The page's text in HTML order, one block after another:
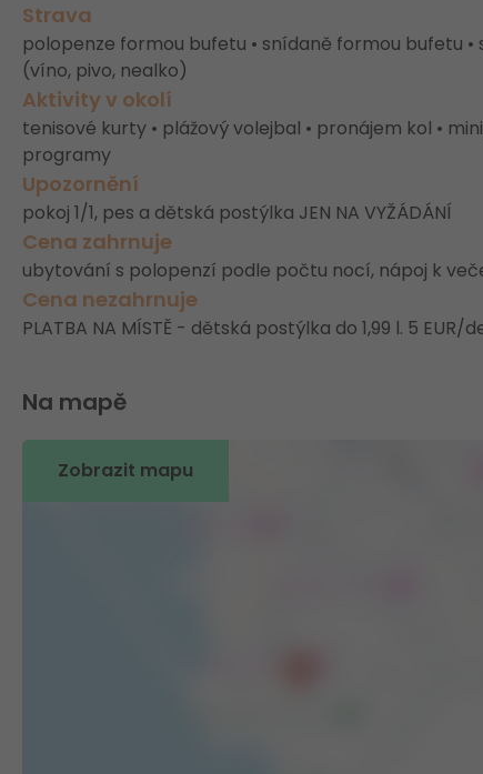
Strava
polopenze formou bufetu • snídaně formou bufetu
(víno, pivo, nealko)
Aktivity v okolí
tenisové kurty • plážový volejbal • pronájem kol •
programy
Upozornění
pokoj 1/1, pes a dětská postýlka JEN NA VYŽÁDÁNÍ
Cena zahrnuje
ubytování s polopenzí podle počtu nocí, nápoj k
Cena nezahrnuje
PLATBA NA MÍSTĚ - dětská postýlka do 1,99 l. 5 EUR/
Na mapě
Zobrazit mapu